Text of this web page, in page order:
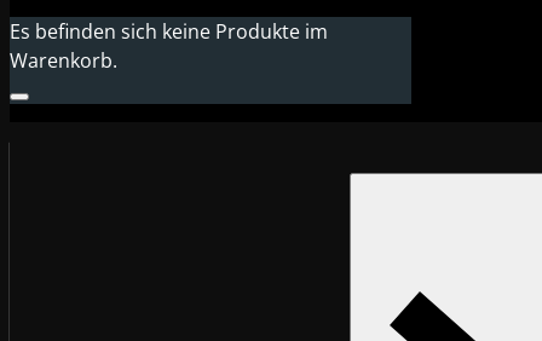
Es befinden sich keine Produkte im
Warenkorb.